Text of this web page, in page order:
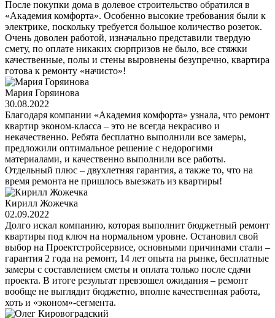
После покупки дома в долевое строительство обратился в
«Академия комфорта». Особенно высокие требования были к
электрике, поскольку требуется большое количество розеток.
Очень доволен работой, изначально представили твердую
смету, по оплате никаких сюрпризов не было, все стяжки
качественные, полы и стены выровнены безупречно, квартира
готова к ремонту «начисто»!
Мария Горяинова
30.08.2022
Благодаря компании «Академия комфорта» узнала, что ремонт
квартир эконом-класса – это не всегда некрасиво и
некачественно. Ребята бесплатно выполнили все замеры,
предложили оптимальное решение с недорогими
материалами, и качественно выполнили все работы.
Отдельный плюс – двухлетняя гарантия, а также то, что на
время ремонта не пришлось выезжать из квартиры!
Кирилл Жожечка
02.09.2022
Долго искал компанию, которая выполнит бюджетный ремонт
квартиры под ключ на нормальном уровне. Остановил свой
выбор на Проектстройсервисе, основными причинами стали –
гарантия 2 года на ремонт, 14 лет опыта на рынке, бесплатные
замеры с составлением сметы и оплата только после сдачи
проекта. В итоге результат превзошел ожидания – ремонт
вообще не выглядит бюджетно, вполне качественная работа,
хоть и «эконом»-сегмента.